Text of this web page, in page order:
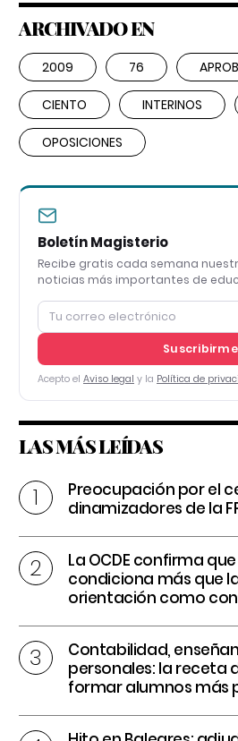
ARCHIVADO EN
2009 76
CIENTO INTERINOS
OPOSICIONES
Boletín Magisterio
Recibe gratis cada semana
noticias más importantes de
Suscribirme
Acepto el Aviso legal y la Política de
LAS MÁS LEÍDAS
Preocupación por el
dinamizadores de la
La OCDE confirma
condiciona más que
orientación como
Contabilidad,
personales: la receta
formar alumnos más